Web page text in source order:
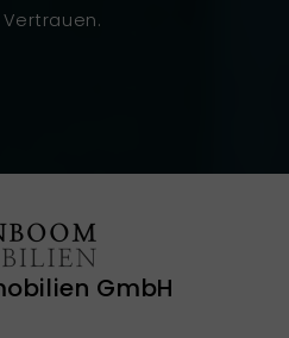
GmbH